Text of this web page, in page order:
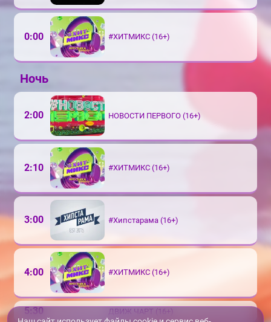
0:00 #ХИТМИКС (16+)
Ночь
2:00 НОВОСТИ ПЕРВОГО (16+)
2:10 #ХИТМИКС (16+)
3:00 #Хипстарама (16+)
4:00 #ХИТМИКС (16+)
5:30 ДВИЖ ЧАРТ (16+)